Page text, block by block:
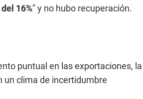
16%” y no hubo recuperación.
puntual en las exportaciones, la
un clima de incertidumbre